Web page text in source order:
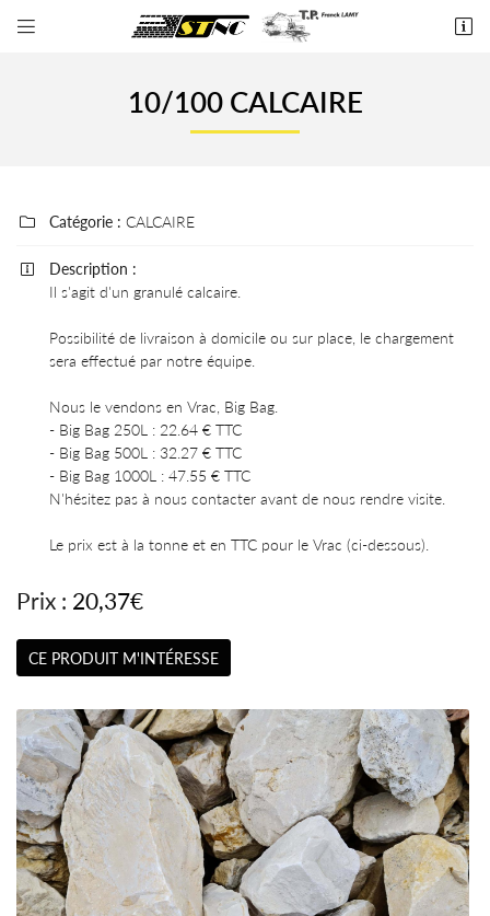
 
02 54 34 91 12
Adresse email de réception
le formulaire de désinscription.
INSCRIPTION
10/100 CALCAIRE
 Catégorie : CALCAIRE

Description :
Il s'agit d'un granulé calcaire.
Possibilité de livraison à domicile ou sur place, le chargement
sera effectué par notre équipe.
Nous le vendons en Vrac, Big Bag.
- Big Bag 250L : 22.64 € TTC
- Big Bag 500L : 32.27 € TTC
- Big Bag 1000L : 47.55 € TTC
N'hésitez pas à nous contacter avant de nous rendre visite.
Le prix est à la tonne et en TTC pour le Vrac (ci-dessous).
Prix : 20,37€
CE PRODUIT M'INTÉRESSE